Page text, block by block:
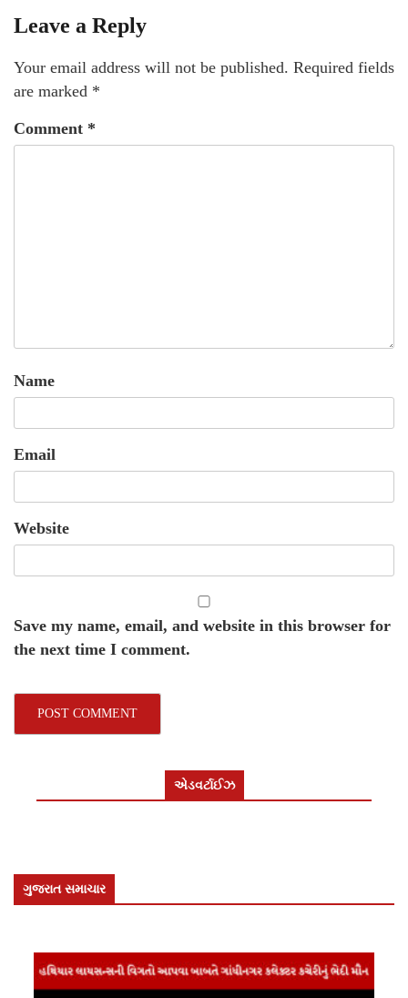
Leave a Reply
Your email address will not be published. Required fields
are marked *
Comment *
Name
Email
Website
Save my name, email, and website in this browser for
the next time I comment.
એડવર્ટાઈઝ
ગુજરાત સમાચાર